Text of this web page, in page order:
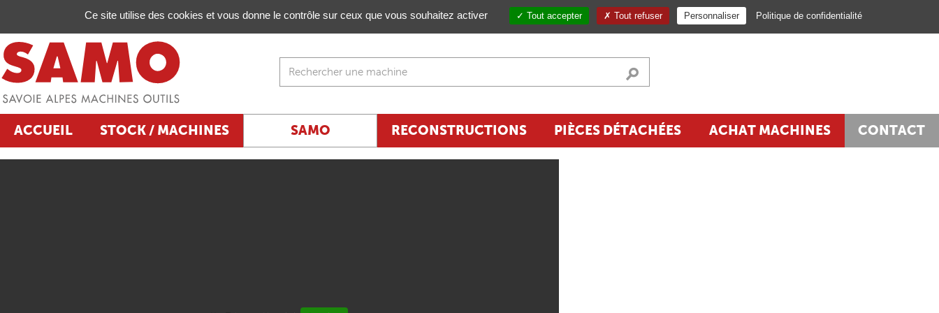
NEWSLETTER
ACCUEIL STOCK / MACHINES SAMO RECONSTRUCTIONS PIÈCES DÉTACHÉES ACHAT MACHINES CONTACT
Gestion de vos préférences sur les cookies
Ce site utilise des cookies et vous donne le contrôle sur ceux que vous souhaitez activer Tout accepter Tout refuser Personnaliser Politique de confidentialité